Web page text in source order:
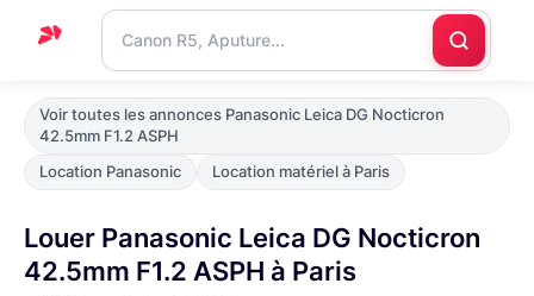
Accueil
Support
Blog
Nous
contacter
Voir toutes les annonces Panasonic Leica DG Nocticron
42.5mm F1.2 ASPH
Location Panasonic
Location matériel à Paris
Louer Panasonic Leica DG Nocticron
42.5mm F1.2 ASPH à Paris